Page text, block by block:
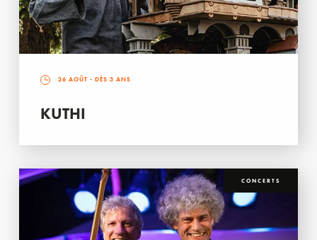
26 AOÛT - DÈS 3 ANS
KUTHI
CONCERTS